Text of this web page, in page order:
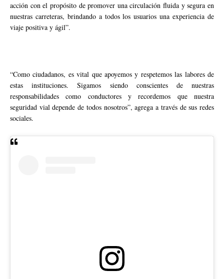
acción con el propósito de promover una circulación fluida y segura en
nuestras carreteras, brindando a todos los usuarios una experiencia de
viaje positiva y ágil”.
“Como ciudadanos, es vital que apoyemos y respetemos las labores de
estas instituciones. Sigamos siendo conscientes de nuestras
responsabilidades como conductores y recordemos que nuestra
seguridad vial depende de todos nosotros”, agrega a través de sus redes
sociales.